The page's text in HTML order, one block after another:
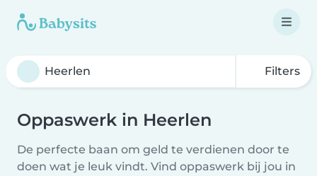
Filters
Oppaswerk in Heerlen
De perfecte baan om geld te verdienen door te
doen wat je leuk vindt. Vind oppaswerk bij jou in